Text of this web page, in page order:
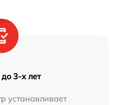
3-х лет
устанавливает